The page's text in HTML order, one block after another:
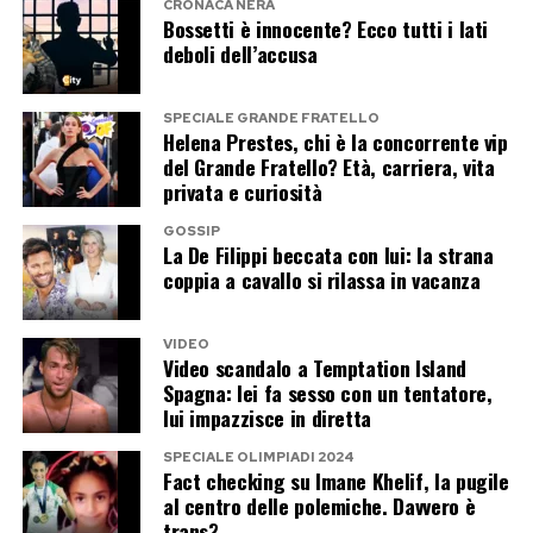
dove sarà protagonista nello spazio dedicato al
Lip Sync insieme a Maria De Filippi.
Il duetto promette di diventare uno dei
momenti più curiosi della trasmissione. Casalino
vestirà i panni di Zucchero, mentre Maria De
Filippi interpreterà Loredana Bertè. Un
accostamento che difficilmente sarebbe venuto
in mente anche al più fantasioso degli autori
televisivi: l’ex portavoce del premier e la regina
di Canale 5 trasformati in due icone della musica
italiana.
La presenza a Tu sì que vales dimostra che
Casalino non ha chiuso affatto la porta alla
televisione. La vera domanda riguarda il tipo di
CRONACA NERA
Bossetti è innocente? Ecco tutti i lati
deboli dell’accusa
SPECIALE GRANDE FRATELLO
Helena Prestes, chi è la concorrente vip
del Grande Fratello? Età, carriera, vita
privata e curiosità
GOSSIP
La De Filippi beccata con lui: la strana
coppia a cavallo si rilassa in vacanza
VIDEO
Video scandalo a Temptation Island
Spagna: lei fa sesso con un tentatore,
lui impazzisce in diretta
SPECIALE OLIMPIADI 2024
Fact checking su Imane Khelif, la pugile
al centro delle polemiche. Davvero è